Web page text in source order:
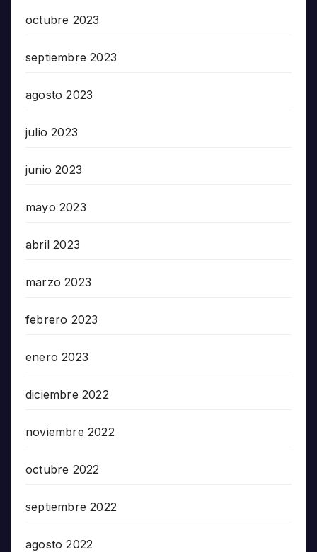
octubre 2023
septiembre 2023
agosto 2023
julio 2023
junio 2023
mayo 2023
abril 2023
marzo 2023
febrero 2023
enero 2023
diciembre 2022
noviembre 2022
octubre 2022
septiembre 2022
agosto 2022